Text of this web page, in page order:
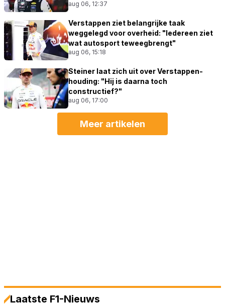
aug 06, 12:37
Verstappen ziet belangrijke taak
weggelegd voor overheid: "Iedereen ziet
wat autosport teweegbrengt"
aug 06, 15:18
Steiner laat zich uit over Verstappen-
houding: "Hij is daarna toch
constructief?"
aug 06, 17:00
Meer artikelen
Laatste F1-Nieuws